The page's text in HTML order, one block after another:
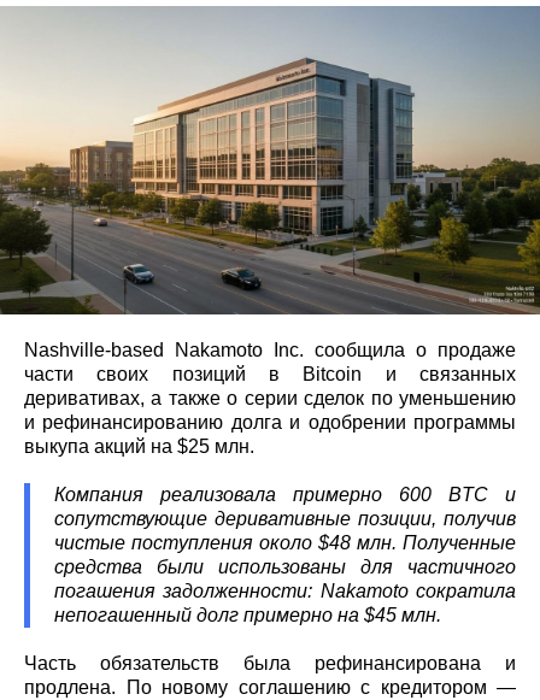
Nashville‑based Nakamoto Inc. сообщила о продаже
части своих позиций в Bitcoin и связанных
деривативах, а также о серии сделок по уменьшению
и рефинансированию долга и одобрении программы
выкупа акций на $25 млн.
Компания реализовала примерно 600 BTC и
сопутствующие деривативные позиции, получив
чистые поступления около $48 млн. Полученные
средства были использованы для частичного
погашения задолженности: Nakamoto сократила
непогашенный долг примерно на $45 млн.
Часть обязательств была рефинансирована и
продлена. По новому соглашению с кредитором —